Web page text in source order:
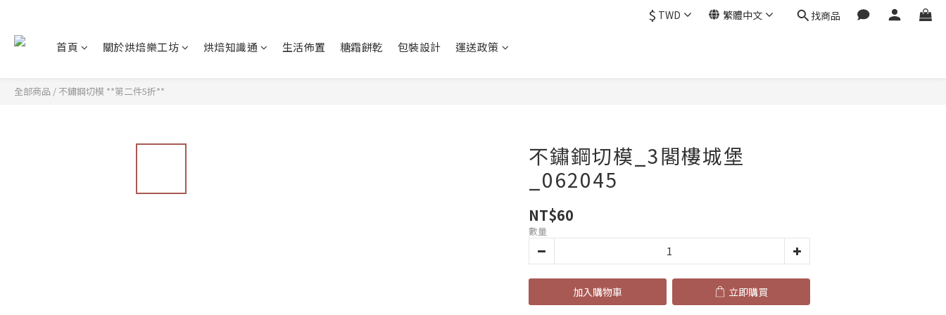
$ TWD 繁體中文 找商品
首頁 關於烘焙樂工坊 烘焙知識通 生活佈置 糖霜餅乾 包裝設計 運送政策
全部商品 / 不鏽鋼切模 **第二件5折**
不鏽鋼切模_3閣樓城堡
_062045
NT$60
數量
加入購物車 立即購買